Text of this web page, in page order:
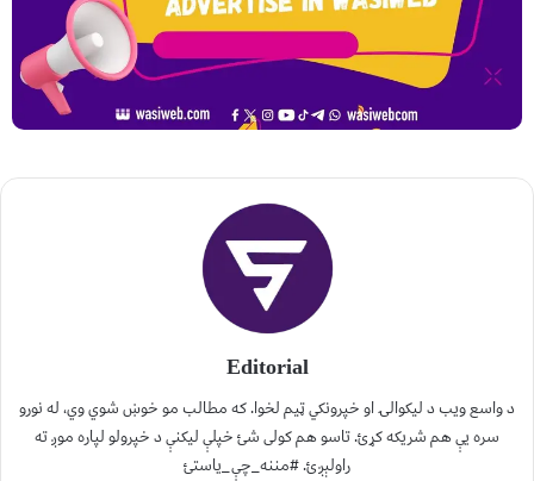
Editorial
د واسع ویب د لیکوالۍ او خپرونکي ټیم لخوا. که مطالب مو خوښ شوي وي، له نورو
سره یې هم شریکه کړئ. تاسو هم کولی شئ خپلې لیکنې د خپرولو لپاره موږ ته
راولېږئ. #مننه_چې_یاستئ